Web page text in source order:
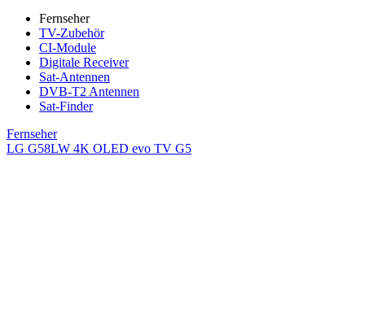
Fernseher
TV-Zubehör
CI-Module
Digitale Receiver
Sat-Antennen
DVB-T2 Antennen
Sat-Finder
Fernseher
LG G58LW 4K OLED evo TV G5